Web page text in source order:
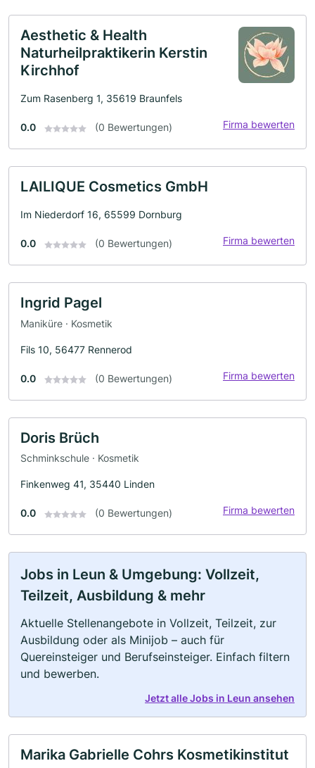
Aesthetic & Health
Naturheilpraktikerin Kerstin
Kirchhof
Zum Rasenberg 1, 35619 Braunfels
0.0 (0 Bewertungen) Firma bewerten
LAILIQUE Cosmetics GmbH
Im Niederdorf 16, 65599 Dornburg
0.0 (0 Bewertungen) Firma bewerten
Ingrid Pagel
Maniküre · Kosmetik
Fils 10, 56477 Rennerod
0.0 (0 Bewertungen) Firma bewerten
Doris Brüch
Schminkschule · Kosmetik
Finkenweg 41, 35440 Linden
0.0 (0 Bewertungen) Firma bewerten
Jobs in Leun & Umgebung: Vollzeit,
Teilzeit, Ausbildung & mehr
Aktuelle Stellenangebote in Vollzeit, Teilzeit, zur
Ausbildung oder als Minijob – auch für
Quereinsteiger und Berufseinsteiger. Einfach filtern
und bewerben.
Jetzt alle Jobs in Leun ansehen
Marika Gabrielle Cohrs Kosmetikinstitut